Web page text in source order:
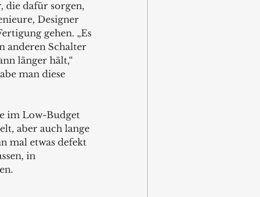
die dafür sorgen,
Designer
gehen. „Es
anderen Schalter
länger hält,“
man diese
im Low-Budget
aber auch lange
mal etwas defekt
in